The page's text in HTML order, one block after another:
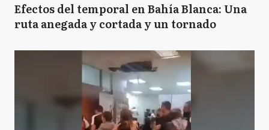
Efectos del temporal en Bahía Blanca: Una
ruta anegada y cortada y un tornado